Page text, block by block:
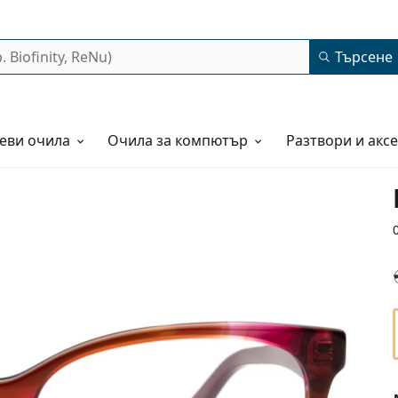
Търсене
очила Очила за компютър Разтвори и